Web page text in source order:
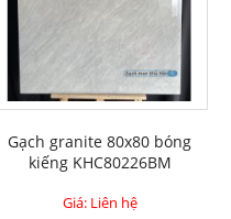
Gạch granite 80x80 bóng
kiếng KHC80226BM
Giá: Liên hệ